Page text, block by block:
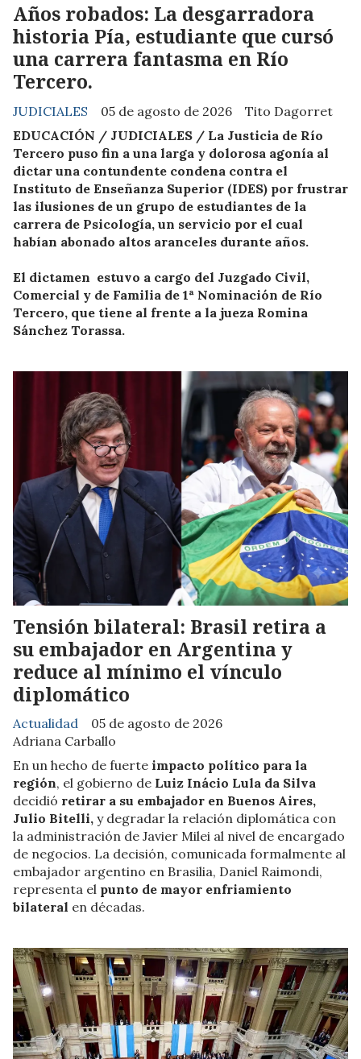
Años robados: La desgarradora
historia Pía, estudiante que cursó
una carrera fantasma en Río
Tercero.
Tito Dagorret
JUDICIALES
05 de agosto de 2026
EDUCACIÓN / JUDICIALES / La Justicia de Río
Tercero puso fin a una larga y dolorosa agonía al
dictar una contundente condena contra el
Instituto de Enseñanza Superior (IDES) por frustrar
las ilusiones de un grupo de estudiantes de la
carrera de Psicología, un servicio por el cual
habían abonado altos aranceles durante años.
El dictamen estuvo a cargo del Juzgado Civil,
Comercial y de Familia de 1ª Nominación de Río
Tercero, que tiene al frente a la jueza Romina
Sánchez Torassa.
Tensión bilateral: Brasil retira a
su embajador en Argentina y
reduce al mínimo el vínculo
diplomático
Adriana Carballo
Actualidad 05 de agosto de 2026
En un hecho de fuerte impacto político para la
región, el gobierno de Luiz Inácio Lula da Silva
decidió retirar a su embajador en Buenos Aires,
Julio Bitelli, y degradar la relación diplomática con
la administración de Javier Milei al nivel de encargado
de negocios. La decisión, comunicada formalmente al
embajador argentino en Brasilia, Daniel Raimondi,
representa el punto de mayor enfriamiento
bilateral en décadas.